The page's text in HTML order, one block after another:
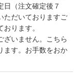
日（注文確定後７
ただいておりますご
ります。
いません。こちら
ます。お手数をおか